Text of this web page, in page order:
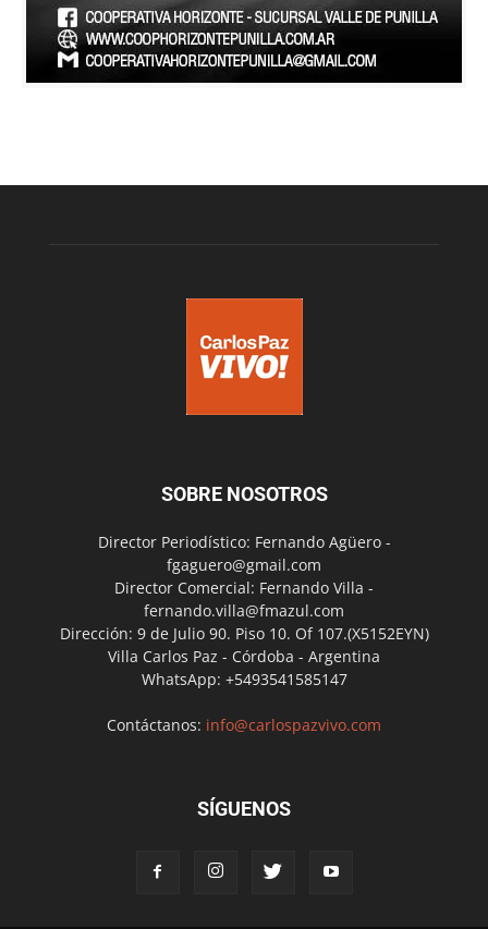
SOBRE NOSOTROS
Director Periodístico: Fernando Agüero -
fgaguero@gmail.com
Director Comercial: Fernando Villa -
fernando.villa@fmazul.com
Dirección: 9 de Julio 90. Piso 10. Of 107.(X5152EYN)
Villa Carlos Paz - Córdoba - Argentina
WhatsApp: +5493541585147
Contáctanos: info@carlospazvivo.com
SÍGUENOS